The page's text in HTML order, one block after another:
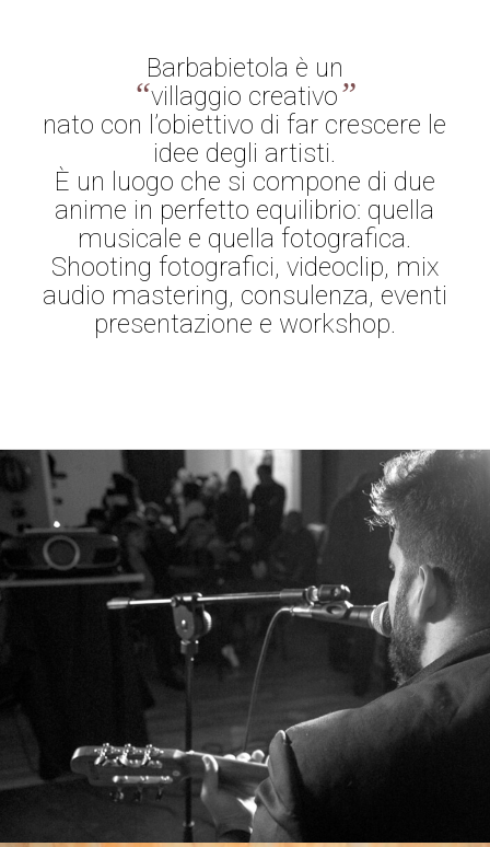
Barbabietola è un
“villaggio creativo”
nato con l’obiettivo di far crescere le
idee degli artisti.
È un luogo che si compone di due
anime in perfetto equilibrio: quella
musicale e quella fotografica.
Shooting fotografici, videoclip, mix
audio mastering, consulenza, eventi
presentazione e workshop.